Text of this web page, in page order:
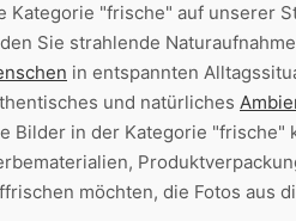
Kategorie "frische" auf unserer
Sie strahlende
in entspannten
und natürliches
Bilder in der Kategorie "frische"
möchten, die Fotos aus